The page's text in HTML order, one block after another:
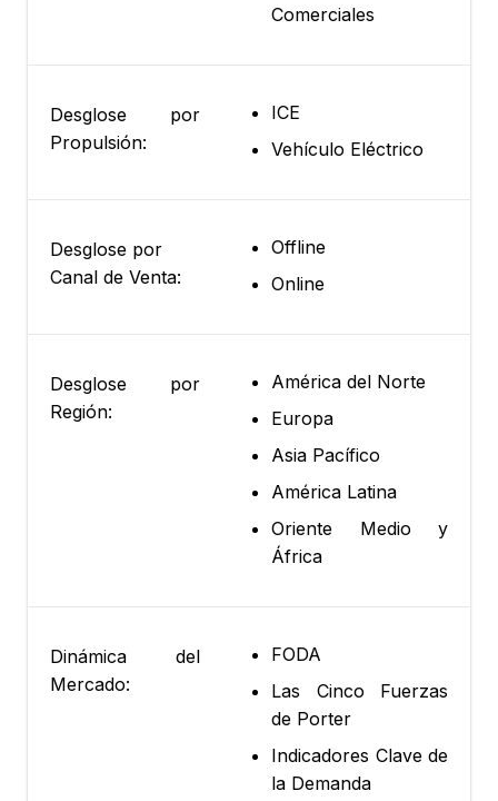
Comerciales
Desglose por
Propulsión:
ICE
Vehículo Eléctrico
Desglose por
Canal de Venta:
Offline
Online
Desglose por
Región:
América del Norte
Europa
Asia Pacífico
América Latina
Oriente Medio y
África
Dinámica del
Mercado:
FODA
Las Cinco Fuerzas
de Porter
Indicadores Clave de
la Demanda